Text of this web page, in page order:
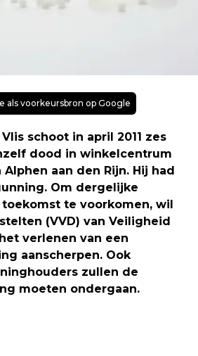
als voorkeursbron op Google
schoot in april 2011 zes
dood in winkelcentrum
aan den Rijn. Hij had
Om dergelijke
te voorkomen, wil
(VVD) van Veiligheid
verlenen van een
aanscherpen. Ook
zullen de
moeten ondergaan.